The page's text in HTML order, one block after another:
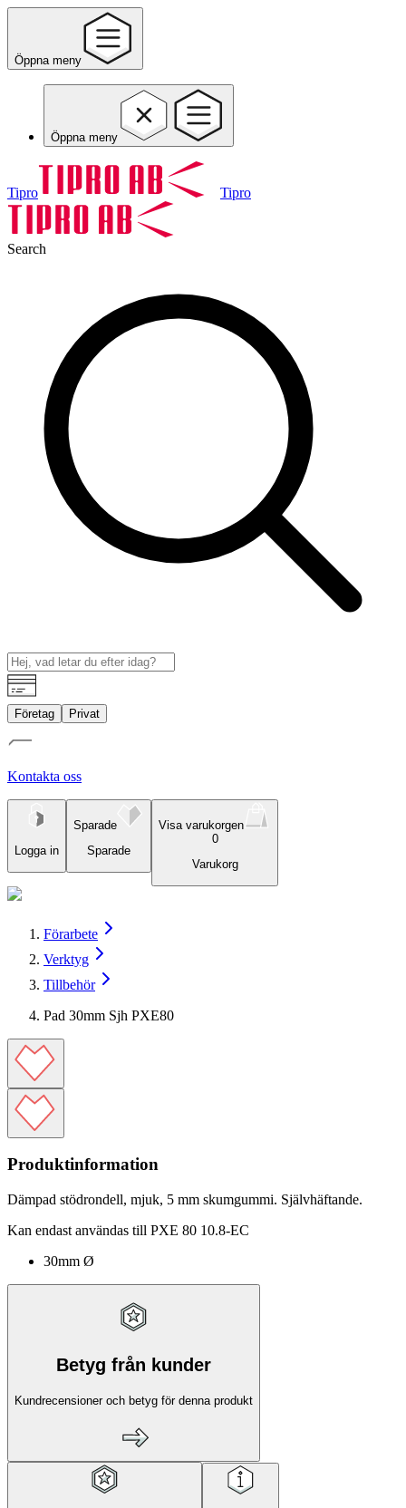
Öppna meny
Öppna meny
Tipro Tipro
Search
Företag Privat
Kontakta oss
Logga in
Sparade
Sparade
Visa varukorgen
0
Varukorg
Förarbete
Verktyg
Tillbehör
Pad 30mm Sjh PXE80
Produktinformation
Dämpad stödrondell, mjuk, 5 mm skumgummi. Självhäftande.
Kan endast användas till PXE 80 10.8-EC
30mm Ø
Betyg från kunder
Kundrecensioner och betyg för denna produkt